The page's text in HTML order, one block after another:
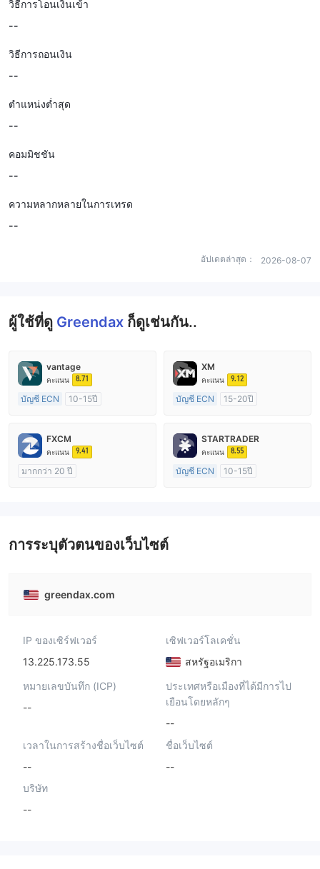
วิธีการโอนเงินเข้า
--
วิธีการถอนเงิน
--
ตำแหน่งต่ำสุด
--
คอมมิชชัน
--
ความหลากหลายในการเทรด
--
อัปเดตล่าสุด： 2026-08-07
ผู้ใช้ที่ดู Greendax ก็ดูเช่นกัน..
vantage
คะแนน 8.71
บัญชี ECN
10-15ปี
ใบอนุญาต MT4 แบบเต็ม
XM
คะแนน 9.12
บัญชี ECN
15-20ปี
ใบอนุญาต MT4 แบบเต็ม
FXCM
คะแนน 9.41
มากกว่า 20 ปี
STARTRADER
คะแนน 8.55
บัญชี ECN
10-15ปี
การระบุตัวตนของเว็บไซต์
greendax.com
IP ของเซิร์ฟเวอร์
13.225.173.55
เซิฟเวอร์โลเคชั่น
สหรัฐอเมริกา
หมายเลขบันทึก (ICP)
--
ประเทศหรือเมืองที่ได้มีการไป
เยือนโดยหลักๆ
--
เวลาในการสร้างชื่อเว็บไซต์
--
ชื่อเว็บไซต์
--
บริษัท
--